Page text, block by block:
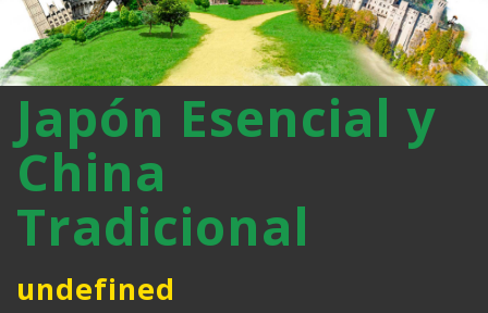
Japón Esencial y
China
Tradicional
undefined